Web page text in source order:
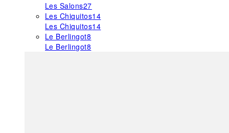
Les Salons27
Les Chiquitos14
Les Chiquitos14
Le Berlingot8
Le Berlingot8